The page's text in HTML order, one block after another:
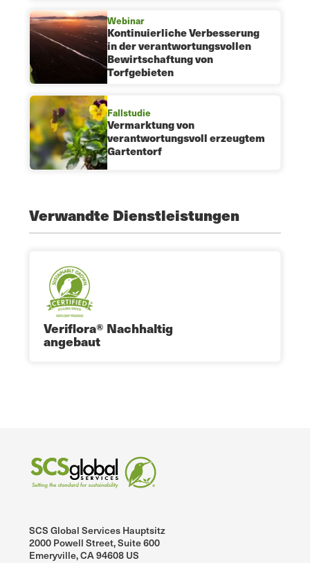
Webinar
Kontinuierliche Verbesserung
in der verantwortungsvollen
Bewirtschaftung von
Torfgebieten
Fallstudie
Vermarktung von
verantwortungsvoll erzeugtem
Gartentorf
Verwandte Dienstleistungen
Veriflora® Nachhaltig
angebaut
SCS Global Services Hauptsitz
2000 Powell Street, Suite 600
Emeryville, CA 94608 US